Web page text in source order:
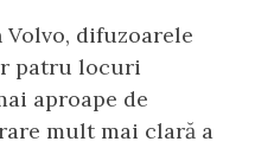
difuzoarele
patru locuri
aproape de
mult mai clară a